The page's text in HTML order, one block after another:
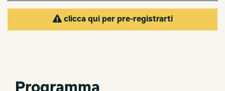
clicca qui per pre-registrarti